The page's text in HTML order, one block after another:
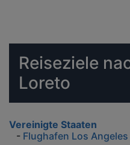
Reiseziele
Loreto
Vereinigte Staaten
- Flughafen Los Angeles